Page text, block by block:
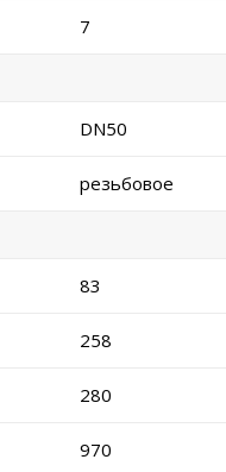
7
DN50
резьбовое
83
258
280
970